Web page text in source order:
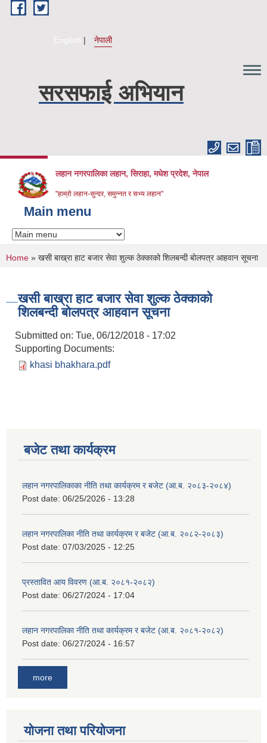
Skip to main content
English नेपाली
सरसफाई अभियान
लहान नगरपालिका लहान, सिराहा, मधेश प्रदेश, नेपाल
"हाम्रो लहान-सुन्दर, समुन्नत र सभ्य लहान"
Main menu
You are here
Home » खसी बाख्रा हाट बजार सेवा शुल्क ठेक्काको शिलबन्दी बोलपत्र आहवान सूचना
खसी बाख्रा हाट बजार सेवा शुल्क ठेक्काको
शिलबन्दी बोलपत्र आहवान सूचना
Submitted on: Tue, 06/12/2018 - 17:02
Supporting Documents:
khasi bhakhara.pdf
बजेट तथा कार्यक्रम
लहान नगरपालिकाका नीति तथा कार्यक्रम र बजेट (आ.ब. २०८३-२०८४)
Post date: 06/25/2026 - 13:28
लहान नगरपालिका नीति तथा कार्यक्रम र बजेट (आ.ब. २०८२-२०८३)
Post date: 07/03/2025 - 12:25
प्रस्तावित आय विवरण (आ.ब. २०८१-२०८२)
Post date: 06/27/2024 - 17:04
लहान नगरपालिका नीति तथा कार्यक्रम र बजेट (आ.ब. २०८१-२०८२)
Post date: 06/27/2024 - 16:57
more
योजना तथा परियोजना